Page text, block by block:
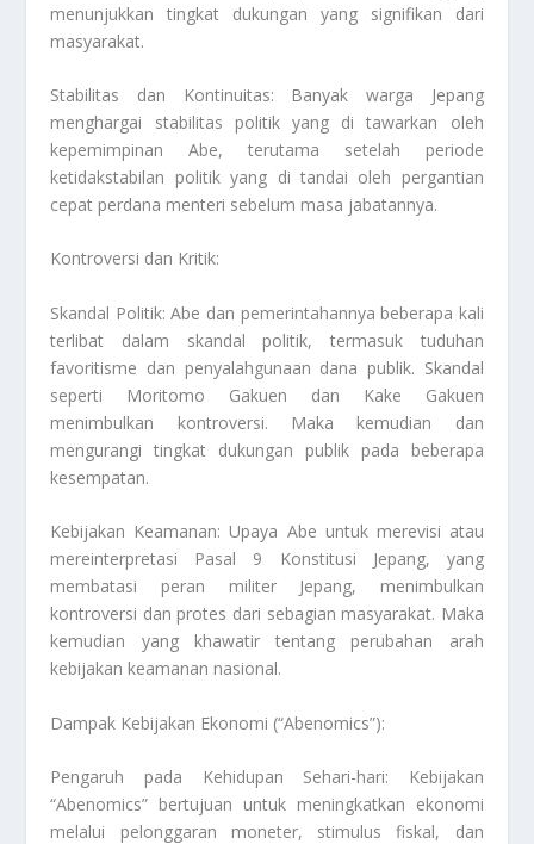
menunjukkan tingkat dukungan yang signifikan dari
masyarakat.
Stabilitas dan Kontinuitas: Banyak warga Jepang
menghargai stabilitas politik yang di tawarkan oleh
kepemimpinan Abe, terutama setelah periode
ketidakstabilan politik yang di tandai oleh pergantian
cepat perdana menteri sebelum masa jabatannya.
Kontroversi dan Kritik:
Skandal Politik: Abe dan pemerintahannya beberapa kali
terlibat dalam skandal politik, termasuk tuduhan
favoritisme dan penyalahgunaan dana publik. Skandal
seperti Moritomo Gakuen dan Kake Gakuen
menimbulkan kontroversi. Maka kemudian dan
mengurangi tingkat dukungan publik pada beberapa
kesempatan.
Kebijakan Keamanan: Upaya Abe untuk merevisi atau
mereinterpretasi Pasal 9 Konstitusi Jepang, yang
membatasi peran militer Jepang, menimbulkan
kontroversi dan protes dari sebagian masyarakat. Maka
kemudian yang khawatir tentang perubahan arah
kebijakan keamanan nasional.
Dampak Kebijakan Ekonomi (“Abenomics”):
Pengaruh pada Kehidupan Sehari-hari: Kebijakan
“Abenomics” bertujuan untuk meningkatkan ekonomi
melalui pelonggaran moneter, stimulus fiskal, dan